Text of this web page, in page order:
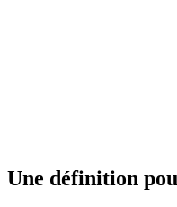
Une définition